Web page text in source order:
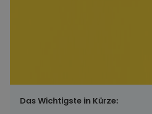
Das Wichtigste in Kürze: